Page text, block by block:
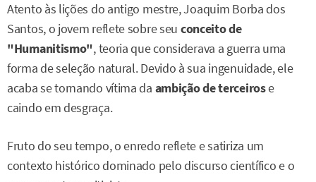
Atento às lições do antigo mestre, Joaquim Borba dos
Santos, o jovem reflete sobre seu conceito de
"Humanitismo", teoria que considerava a guerra uma
forma de seleção natural. Devido à sua ingenuidade, ele
acaba se tornando vítima da ambição de terceirose
caindo em desgraça.
Fruto do seu tempo, o enredo reflete e satiriza um
contexto histórico dominado pelo discurso científico e o